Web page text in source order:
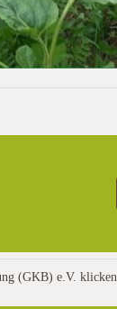
(GKB) e.V.